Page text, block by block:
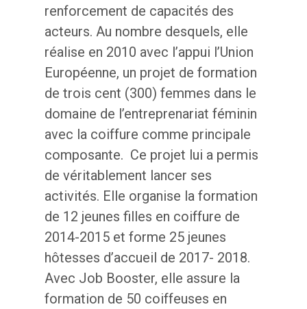
renforcement de capacités des
acteurs. Au nombre desquels, elle
réalise en 2010 avec l’appui l’Union
Européenne, un projet de formation
de trois cent (300) femmes dans le
domaine de l’entreprenariat féminin
avec la coiffure comme principale
composante. Ce projet lui a permis
de véritablement lancer ses
activités. Elle organise la formation
de 12 jeunes filles en coiffure de
2014-2015 et forme 25 jeunes
hôtesses d’accueil de 2017- 2018.
Avec Job Booster, elle assure la
formation de 50 coiffeuses en